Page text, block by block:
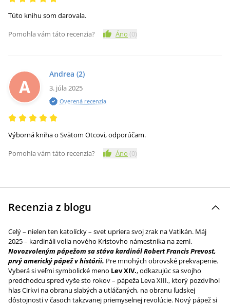
Túto knihu som darovala.
Pomohla vám táto recenzia?
Áno (0)
A
Andrea (2)
3. júla 2025
Overená recenzia
Výborná kniha o Svätom Otcovi, odporúčam.
Pomohla vám táto recenzia?
Áno (0)
Recenzia z blogu
Celý – nielen ten katolícky – svet upriera svoj zrak na Vatikán. Máj
2025 – kardináli volia nového Kristovho námestníka na zemi.
Novozvoleným pápežom sa stáva kardinál Robert Francis Prevost,
prvý americký pápež v histórii. Pre mnohých obrovské prekvapenie.
Vyberá si veľmi symbolické meno Lev XIV., odkazujúc sa svojho
predchodcu spred vyše sto rokov – pápeža Leva XIII., ktorý pozdvihol
hlas Cirkvi na obranu slabých a utláčaných, na obranu ľudskej
dôstojnosti v časoch takzvanej priemyselnej revolúcie. Nový pápež si